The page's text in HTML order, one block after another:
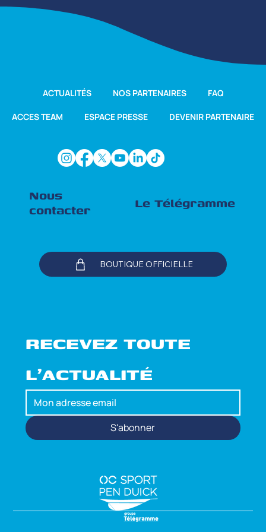
RECEVEZ TOUTE
L'ACTUALITÉ
S'abonner
ACTUALITÉS NOS PARTENAIRES FAQ
ACCES TEAM ESPACE PRESSE DEVENIR PARTENAIRE
Le Télégramme
Nous
contacter
BOUTIQUE OFFICIELLE